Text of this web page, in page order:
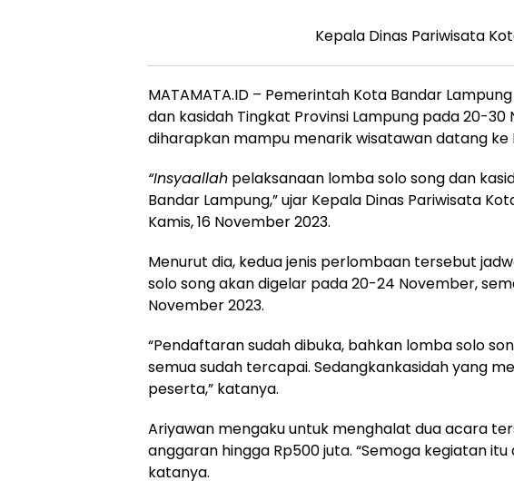
Kepala Dinas Pariwisata
MATAMATA.ID – Pemerintah Kota Bandar
dan kasidah Tingkat Provinsi Lampung pada 20-
diharapkan mampu menarik wisatawan datang ke
“Insyaallah pelaksanaan lomba solo song dan
Bandar Lampung,” ujar Kepala Dinas Pariwisata
Kamis, 16 November 2023.
Menurut dia, kedua jenis perlombaan tersebut
solo song akan digelar pada 20-24 November,
November 2023.
“Pendaftaran sudah dibuka, bahkan lomba solo
semua sudah tercapai. Sedangkankasidah yang
peserta,” katanya.
Ariyawan mengaku untuk menghalat dua acara
anggaran hingga Rp500 juta. “Semoga kegiatan
katanya.